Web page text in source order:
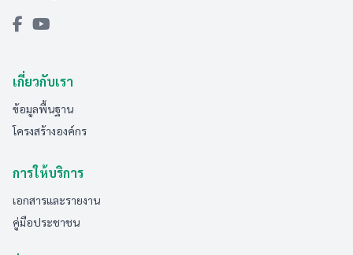
เกี่ยวกับเรา
ข้อมูลพื้นฐาน
โครงสร้างองค์กร
การให้บริการ
เอกสารและรายงาน
คู่มือประชาชน